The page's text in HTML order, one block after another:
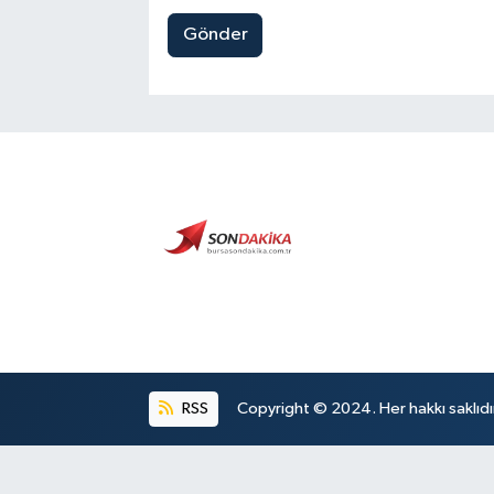
Gönder
RSS Copyright © 2024. Her hakkı